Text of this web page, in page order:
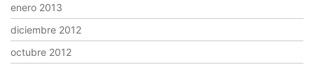
enero 2013
diciembre 2012
octubre 2012